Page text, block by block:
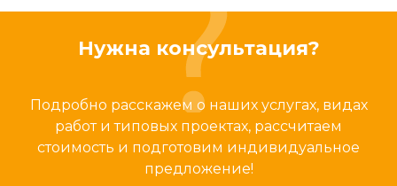
Нужна консультация?
Подробно расскажем о наших услугах, видах
работ и типовых проектах, рассчитаем
стоимость и подготовим индивидуальное
предложение!